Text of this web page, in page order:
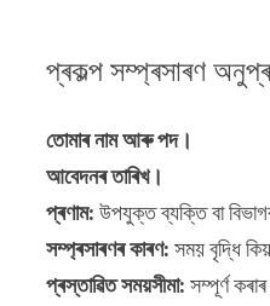
প্ৰকল্প সম্প্ৰসাৰণ
তোমাৰ নাম আৰু পদ।
আবেদনৰ তাৰিখ।
প্ৰণাম: উপযুক্ত ব্যক্তি বা
সম্প্ৰসাৰণৰ কাৰণ:সময় বৃদ্ধি
প্ৰস্তাৱিত সময়সীমা: সম্পূৰ্ণ